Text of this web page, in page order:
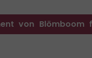
von Blömboom